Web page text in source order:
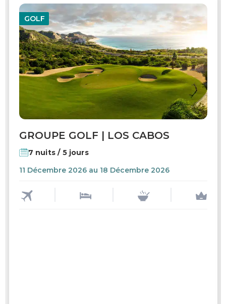
GOLF
GROUPE GOLF | LOS CABOS
7 nuits / 5 jours
11 Décembre 2026 au 18 Décembre 2026